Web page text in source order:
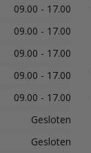
09.00 - 17.00
09.00 - 17.00
09.00 - 17.00
09.00 - 17.00
09.00 - 17.00
Gesloten
Gesloten